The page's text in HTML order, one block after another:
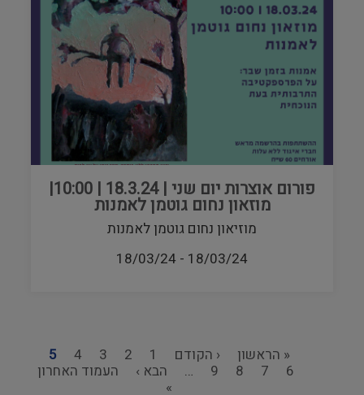
פורום אוצרות יום שני | 18.3.24 | 10:00|
מוזאון נחום גוטמן לאמנות
מוזיאון נחום גוטמן לאמנות
18/03/24
-
18/03/24
דף
ראשון
« הראשון
הדף
הקודם
‹ הקודם Page
1
Page
2
Page
3
Page
4
דף
נוכחי
5
6
Page
7
Page
8
Page
9
…
הדף
הבא
הבא ›
הדף
העמוד האחרון
»